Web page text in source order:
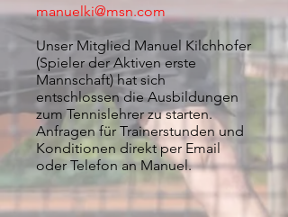
manuelki@msn.com
Unser Mitglied Manuel Kilchhofer
(Spieler der Aktiven erste
Mannschaft) hat sich
entschlossen die Ausbildungen
zum Tennislehrer zu starten.
Anfragen für Trainerstunden und
Konditionen direkt per Email
oder Telefon an Manuel.